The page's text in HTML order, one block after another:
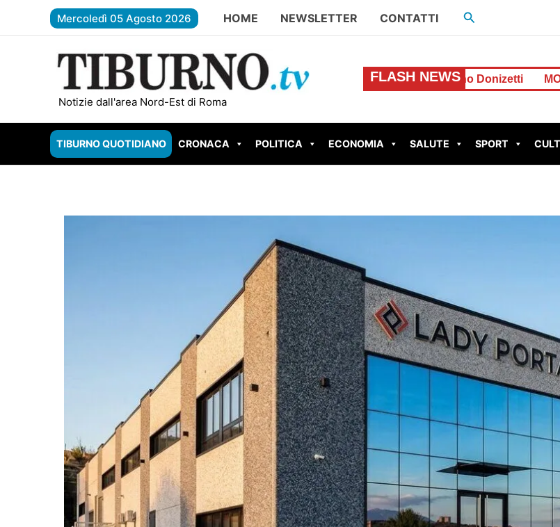
Mercoledì 05 Agosto 2026 HOME NEWSLETTER CONTATTI Cerca
Notizie dall'area Nord-Est di Roma
FLASH NEWS
GUIDONIA BRUCIA ANCORA: nuovo incendio in Via Gaetano Donizetti MONTEROTONDO
TIBURNO QUOTIDIANO CRONACA POLITICA ECONOMIA SALUTE SPORT